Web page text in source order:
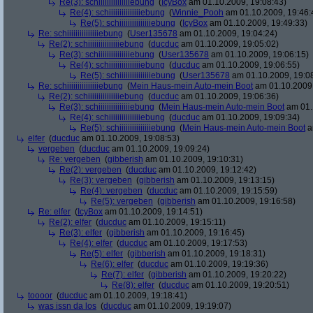
Re(3): schiiiiiiiiiiiiiiiebung ( IcyBox am 01.10.2009, 19:08:43)
Re(4): schiiiiiiiiiiiiiiiebung (Winnie_Pooh am 01.10.2009,
Re(5): schiiiiiiiiiiiiiiiebung ( IcyBox am 01.10.2009, 19:49:33)
Re: schiiiiiiiiiiiiiiiebung (User135678 am 01.10.2009, 19:04:24)
Re(2): schiiiiiiiiiiiiiiiebung (ducduc am 01.10.2009, 19:05:02)
Re(3): schiiiiiiiiiiiiiiiebung (User135678 am 01.10.2009, 19:06:15)
Re(4): schiiiiiiiiiiiiiiiebung (ducduc am 01.10.2009, 19:06:55)
Re(5): schiiiiiiiiiiiiiiiebung (User135678 am 01.10.2009,
Re: schiiiiiiiiiiiiiiiebung (Mein Haus-mein Auto-mein Boot am
Re(2): schiiiiiiiiiiiiiiiebung (ducduc am 01.10.2009, 19:06:36)
Re(3): schiiiiiiiiiiiiiiiebung (Mein Haus-mein Auto-mein Boot am
Re(4): schiiiiiiiiiiiiiiiebung (ducduc am 01.10.2009, 19:09:34)
Re(5): schiiiiiiiiiiiiiiiebung (Mein Haus-mein Auto-mein Boot
elfer (ducduc am 01.10.2009, 19:08:53)
vergeben (ducduc am 01.10.2009, 19:09:24)
Re: vergeben (gibberish am 01.10.2009, 19:10:31)
Re(2): vergeben (ducduc am 01.10.2009, 19:12:42)
Re(3): vergeben (gibberish am 01.10.2009, 19:13:15)
Re(4): vergeben (ducduc am 01.10.2009, 19:15:59)
Re(5): vergeben (gibberish am 01.10.2009, 19:16:58)
Re: elfer ( IcyBox am 01.10.2009, 19:14:51)
Re(2): elfer (ducduc am 01.10.2009, 19:15:11)
Re(3): elfer (gibberish am 01.10.2009, 19:16:45)
Re(4): elfer (ducduc am 01.10.2009, 19:17:53)
Re(5): elfer (gibberish am 01.10.2009, 19:18:31)
Re(6): elfer (ducduc am 01.10.2009, 19:19:36)
Re(7): elfer (gibberish am 01.10.2009, 19:20:22)
Re(8): elfer (ducduc am 01.10.2009, 19:20:51)
toooor (ducduc am 01.10.2009, 19:18:41)
was issn da los (ducduc am 01.10.2009, 19:19:07)